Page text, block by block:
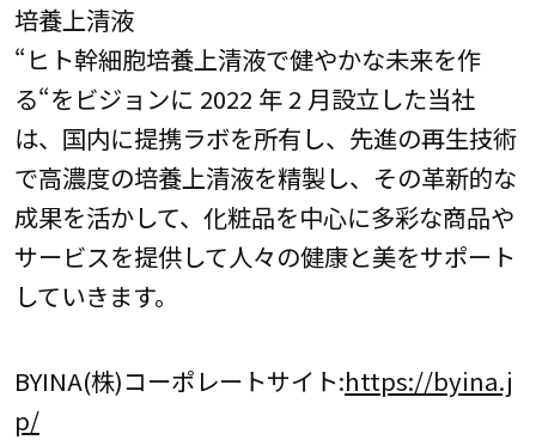
培養上清液
“ヒト幹細胞培養上清液で健やかな未来を作
る“をビジョンに 2022 年 2 月設立した当社
は、国内に提携ラボを所有し、先進の再生技術
で高濃度の培養上清液を精製し、その革新的な
成果を活かして、化粧品を中心に多彩な商品や
サービスを提供して人々の健康と美をサポート
していきます。
BYINA(株)コーポレートサイト:https://byina.j
p/